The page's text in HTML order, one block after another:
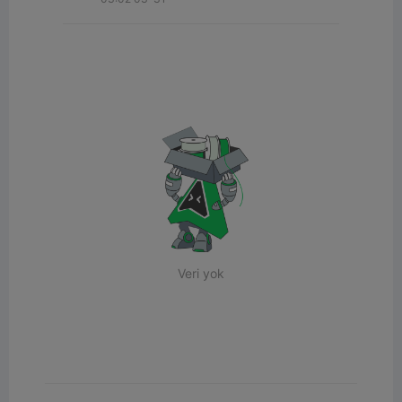
Veri yok